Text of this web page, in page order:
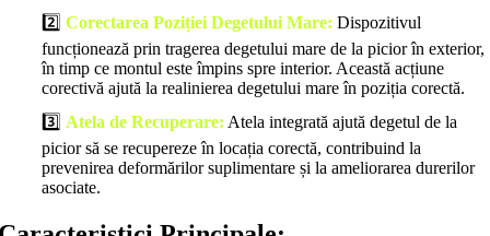
2️⃣ Corectarea Poziției Degetului Mare: Dispozitivul
funcționează prin tragerea degetului mare de la picior în exterior,
în timp ce montul este împins spre interior. Această acțiune
corectivă ajută la realinierea degetului mare în poziția corectă.
3️⃣ Atela de Recuperare: Atela integrată ajută degetul de la
picior să se recupereze în locația corectă, contribuind la
prevenirea deformărilor suplimentare și la ameliorarea durerilor
asociate.